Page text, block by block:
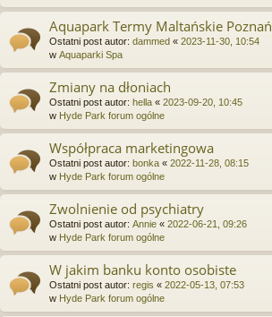
Aquapark Termy Maltańskie Poznań
Ostatni post autor: dammed « 2023-11-30, 10:54
w Aquaparki Spa
Zmiany na dłoniach
Ostatni post autor: hella « 2023-09-20, 10:45
w Hyde Park forum ogólne
Współpraca marketingowa
Ostatni post autor: bonka « 2022-11-28, 08:15
w Hyde Park forum ogólne
Zwolnienie od psychiatry
Ostatni post autor: Annie « 2022-06-21, 09:26
w Hyde Park forum ogólne
W jakim banku konto osobiste
Ostatni post autor: regis « 2022-05-13, 07:53
w Hyde Park forum ogólne